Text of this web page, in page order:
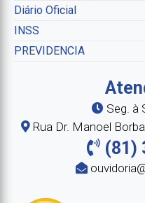
Diário Oficial
INSS
PREVIDENCIA
Seg. à
Rua Dr. Manoel
(81)